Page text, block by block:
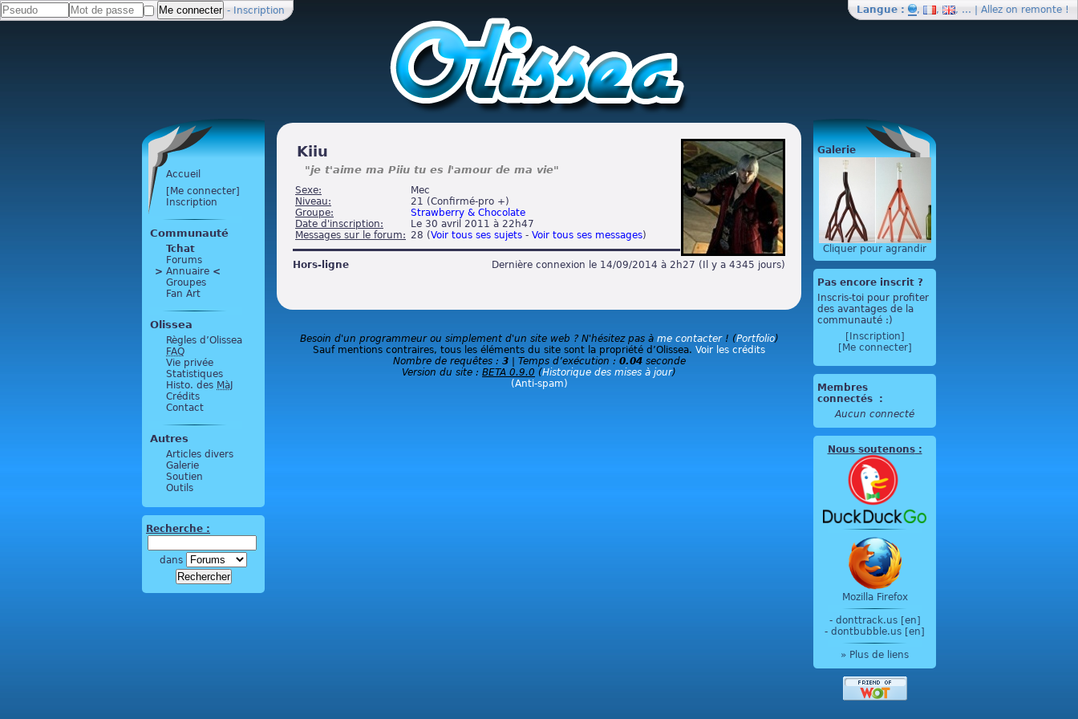
- Inscription Langue : , , , … | Allez on remonte !
Accueil
[Me connecter]
Inscription
Communauté
Tchat
Forums
> Annuaire <
Groupes
Fan Art
Olissea
Règles d’Olissea
FAQ
Vie privée
Statistiques
Histo. des MàJ
Crédits
Contact
Autres
Articles divers
Galerie
Soutien
Outils
Recherche :
dans
Kiiu
"je t'aime ma Piiu tu es l'amour de ma vie"
Sexe:
Mec
Niveau:
21 (Confirmé-pro +)
Groupe:
Strawberry & Chocolate
Date d'inscription:
Le 30 avril 2011 à 22h47
Messages sur le forum: 28 (Voir tous ses sujets - Voir tous ses messages)
Dernière connexion le 14/09/2014 à 2h27 (Il y a 4345 jours)
Hors-ligne
Besoin d'un programmeur ou simplement d'un site web ? N'hésitez pas à me contacter! (Portfolio)
Sauf mentions contraires, tous les éléments du site sont la propriété d’Olissea. Voir les crédits
Nombre de requêtes : 3| Temps d’exécution : 0.04seconde
Version du site : BETA 0.9.0 (Historique des mises à jour)
(Anti-spam)
Galerie
Cliquer pour agrandir
Pas encore inscrit ?
Inscris-toi pour profiter
des avantages de la
communauté :)
[Inscription]
[Me connecter]
Membres
connectés
:
Aucun connecté
Nous soutenons:
Mozilla Firefox
- donttrack.us [en]
- dontbubble.us [en]
» Plus de liens